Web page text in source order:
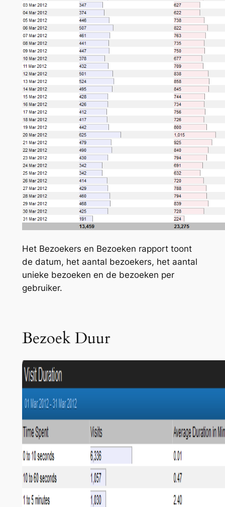
Het Bezoekers en Bezoeken rapport toont
de datum, het aantal bezoekers, het aantal
unieke bezoeken en de bezoeken per
gebruiker.
Bezoek Duur